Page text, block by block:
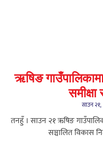
ऋषिङ
साउन
तनहुँ । साउन २१ ऋषिङ
सञ्चालित विकास